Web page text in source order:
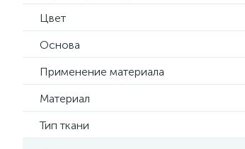
Цвет
Основа
Применение материала
Материал
Тип ткани